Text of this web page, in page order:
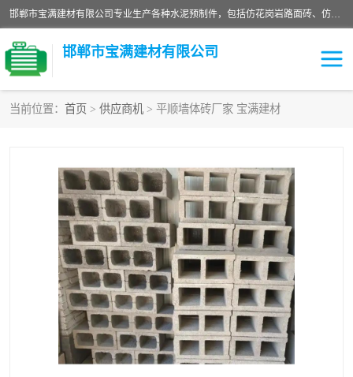
邯郸市宝满建材有限公司专业生产各种水泥预制件，包括仿花岗岩路面砖、仿花岗岩人行道砖、仿花岗岩路侧石、烧结砖、植草砖、码头砖连锁块、仿花岗岩路侧石、沙井盖、水泥盖板等各种水泥制品
邯郸市宝满建材有限公司
当前位置： 首页 > 供应商机 > 平顺墙体砖厂家 宝满建材
面包砖 混凝土路沿石
水泥构件 便道砖
花岗岩路岩石 盲道砖
草坪砖 pc仿石砖